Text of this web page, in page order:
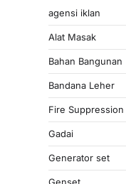
agensi iklan
Alat Masak
Bahan Bangunan
Bandana Leher
Fire Suppression
Gadai
Generator set